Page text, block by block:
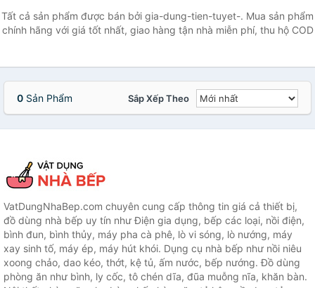
Tất cả sản phẩm được bán bởi gia-dung-tien-tuyet-. Mua sản phẩm
chính hãng với giá tốt nhất, giao hàng tận nhà miễn phí, thu hộ COD
0 Sản Phẩm Sắp Xếp Theo
VatDungNhaBep.com chuyên cung cấp thông tin giá cả thiết bị,
đồ dùng nhà bếp uy tín như Điện gia dụng, bếp các loại, nồi điện,
bình đun, bình thủy, máy pha cà phê, lò vi sóng, lò nướng, máy
xay sinh tố, máy ép, máy hút khói. Dụng cụ nhà bếp như nồi niêu
xoong chảo, dao kéo, thớt, kệ tủ, ấm nước, bếp nướng. Đồ dùng
phòng ăn như bình, ly cốc, tô chén dĩa, đũa muỗng nĩa, khăn bàn.